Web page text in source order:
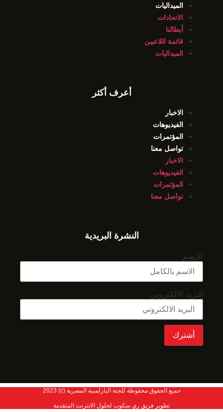
الميداليات
الاتحادات
أبطالنا
قائمة اللاعبين
الميداليات
أعرف أكثر
الاخبار
الفيديوهات
المؤتمرات
تواصل معنا
الاخبار
الفيديوهات
المؤتمرات
تواصل معنا
النشرة البريدية
الايسم
البريد الالكتروني
أشترك
حميع الحقوق محفوظة للجنة البارلمبية المصرية (c) 2023
تطوير فريق ري سكوب لحلول الانترنت المتقدمة